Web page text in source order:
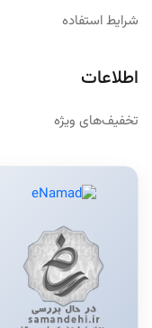
شرایط استفاده
اطلاعات
تخفیف‌های ویژه